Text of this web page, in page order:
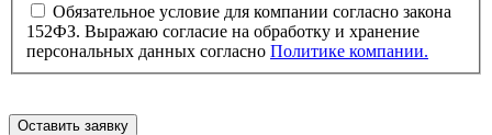
Обязательное условие для компании согласно закона
152ФЗ. Выражаю согласие на обработку и хранение
персональных данных согласно Политике компании.
Оставить заявку